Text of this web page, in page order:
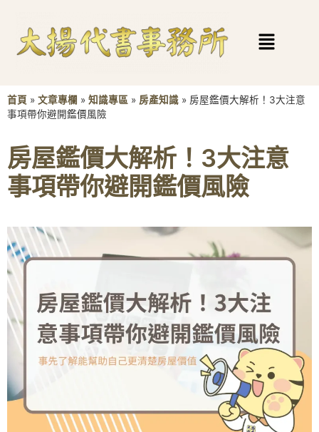
首頁 » 文章專欄 » 知識專區 » 房產知識 » 房屋鑑價大解析！3大注意
事項帶你避開鑑價風險
房屋鑑價大解析！3大注意
事項帶你避開鑑價風險